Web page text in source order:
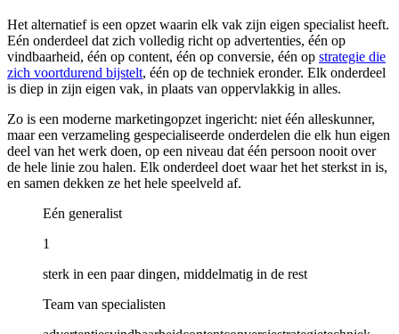
Het alternatief is een opzet waarin elk vak zijn eigen specialist heeft.
Eén onderdeel dat zich volledig richt op advertenties, één op
vindbaarheid, één op content, één op conversie, één op strategie die
zich voortdurend bijstelt, één op de techniek eronder. Elk onderdeel
is diep in zijn eigen vak, in plaats van oppervlakkig in alles.
Zo is een moderne marketingopzet ingericht: niet één alleskunner,
maar een verzameling gespecialiseerde onderdelen die elk hun eigen
deel van het werk doen, op een niveau dat één persoon nooit over
de hele linie zou halen. Elk onderdeel doet waar het het sterkst in is,
en samen dekken ze het hele speelveld af.
Eén generalist
1
sterk in een paar dingen, middelmatig in de rest
Team van specialisten